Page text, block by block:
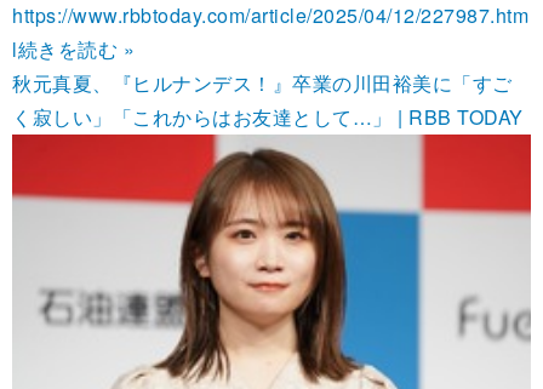
https://www.rbbtoday.com/article/2025/04/12/227987.htm
l続きを読む »
秋元真夏、『ヒルナンデス！』卒業の川田裕美に「すご
く寂しい」「これからはお友達として…」 | RBB TODAY